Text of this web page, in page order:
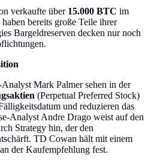
verkaufte über 15.000 BTC im
bereits große Teile ihrer
Bargeldreserven decken nur noch
Mark Palmer sehen in der
(Perpetual Preferred Stock)
und reduzieren das
Analyst Andre Drago weist auf den
Strategy hin, der den
TD Cowan hält mit einem
der Kaufempfehlung fest.